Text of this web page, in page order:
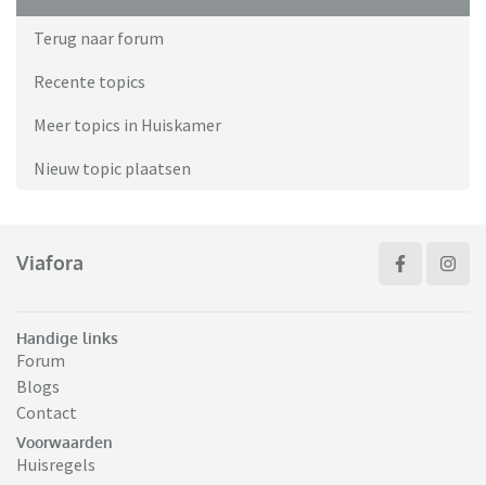
Terug naar forum
Recente topics
Meer topics in Huiskamer
Nieuw topic plaatsen
Viafora
Handige links
Forum
Blogs
Contact
Voorwaarden
Huisregels